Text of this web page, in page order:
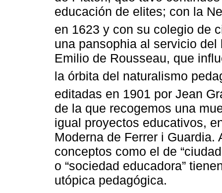
educación de elites; con la
en 1623 y con su colegio de
una pansophia al servicio
Emilio de Rousseau, que
la órbita del naturalismo
editadas en 1901 por Jean
de la que recogemos una
igual proyectos educativos,
Moderna de Ferrer i
conceptos como el de
o “sociedad educadora”
utópica pedagógica.